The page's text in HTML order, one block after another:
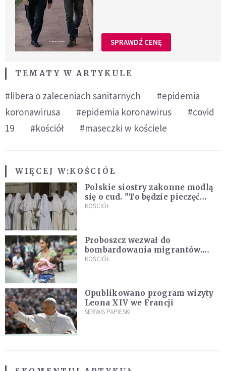
SPRAWDŹ CENĘ
TEMATY W ARTYKULE
#libera o zaleceniach sanitarnych
#epidemia
koronawirusa
#epidemia koronawirus
#covid
19
#kościół #maseczki w kościele
WIĘCEJ W:KOŚCIÓŁ
Polskie siostry zakonne modlą
się o cud. "To będzie pieczęć
Pana Boga dla naszej wiary"
KOŚCIÓŁ
Proboszcz wezwał do
bombardowania migrantów.
"Masowy ogień przeciwko
KOŚCIÓŁ
Opublikowano program wizyty
Leona XIV we Francji
SERWIS PAPIESKI